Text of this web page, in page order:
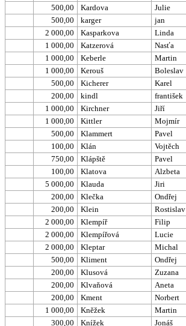
500,00
Kardova
Julie
500,00
karger
jan
2 000,00
Kasparkova
Linda
1 000,00
Katzerová
Nasťa
1 000,00
Keberle
Martin
1 000,00
Kerouš
Boleslav
500,00
Kicherer
Karel
200,00
kindl
františek
1 000,00
Kirchner
Jiří
1 000,00
Kittler
Mojmír
500,00
Klammert
Pavel
100,00
Klán
Vojtěch
750,00
Klápště
Pavel
100,00
Klatova
Alzbeta
5 000,00
Klauda
Jiri
200,00
Klečka
Ondřej
200,00
Klein
Rostislav
2 000,00
Klempíř
Filip
2 000,00
Klempířová
Lucie
2 000,00
Kleptar
Michal
500,00
Kliment
Ondřej
200,00
Klusová
Zuzana
200,00
Klvaňová
Aneta
200,00
Kment
Norbert
1 000,00
Kněžek
Martin
300,00
Knížek
Jonáš